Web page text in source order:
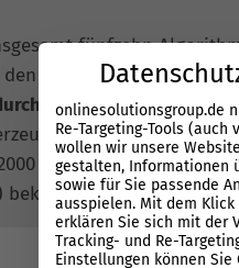
fünfzehn
besten fünf
. Im Bereich
durch die
wurde dieser
bekannt gegeben.
onlinesolutionsgroup.de
Re-Targeting-Tools
wollen wir unsere
gestalten, Informationen
sowie für Sie passende
ausspielen. Mit dem
erklären Sie sich mit der
Tracking- und Re-
Einstellungen können Sie